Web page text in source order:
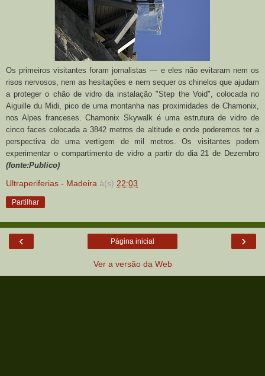
Os primeiros visitantes foram jornalistas — e eles não evitaram nem os
risos nervosos, nem as hesitações e nem sequer os chinelos que ajudam
a proteger o chão de vidro da instalação "Step the Void", colocada no
Aiguille du Midi, pico de uma montanha nas proximidades de Chamonix,
nos Alpes franceses. Chamonix Skywalk é uma estrutura de vidro de
cinco faces colocada a 3842 metros de altitude e onde poderemos ter a
perspectiva de uma vertigem de mil metros. Os visitantes podem
experimentar o compartimento de vidro a partir do dia 21 de Dezembro
(fonte:Publico)
Ultraperiferias - Madeira à(s) 22:03
Partilhar
‹ ›
Página inicial
Ver a versão da Web